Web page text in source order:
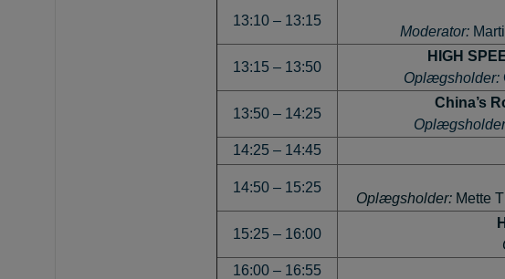
13:10 – 13:15
Moderator:
13:15 – 13:50
HIGH
Oplægsholder:
13:50 – 14:25
China’s
14:25 – 14:45
14:50 – 15:25
Oplægsholder:Mette
15:25 – 16:00
16:00 – 16:55